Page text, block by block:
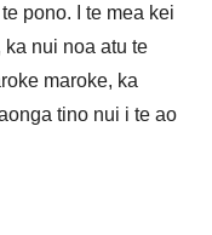
pono. I te mea kei
nui noa atu te
maroke, ka
tino nui i te ao